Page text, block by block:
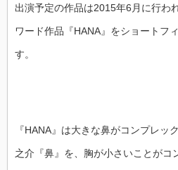
出演予定の作品は2015年6月に行わ
ワード作品『HANA』をショートフ
す。
『HANA』は大きな鼻がコンプレッ
之介『鼻』を、胸が小さいことがコ